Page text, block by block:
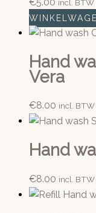
incl. BTW
Hand
Vera
€8.00 incl. BTW
Hand
€8.00 incl. BTW